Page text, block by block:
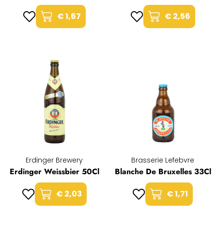
€ 1,67
€ 2,56
Erdinger Brewery
Erdinger Weissbier 50Cl
€ 2,03
Brasserie Lefebvre
Blanche De Bruxelles 33Cl
€ 1,71